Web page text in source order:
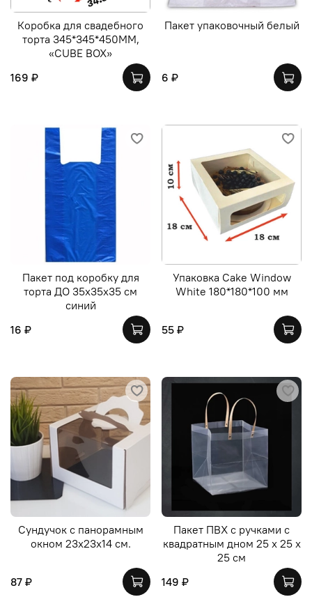
Коробка для свадебного
торта 345*345*450ММ,
«CUBE BOX»
169 ₽
Пакет упаковочный белый
6 ₽
Пакет под коробку для
торта ДО 35х35х35 см
синий
16 ₽
Упаковка Cake Window
White 180*180*100 мм
55 ₽
Сундучок с панорамным
окном 23х23х14 см.
87 ₽
Пакет ПВХ с ручками с
квадратным дном 25 х 25 х
25 см
149 ₽